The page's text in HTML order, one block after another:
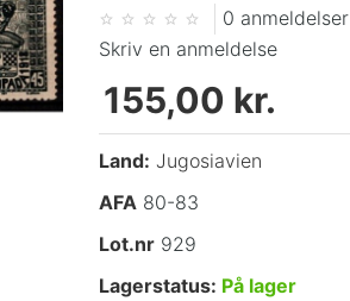
0 anmeldelser
Skriv en anmeldelse
155,00 kr.
Land: Jugosiavien
AFA 80-83
Lot.nr 929
Lagerstatus: På lager